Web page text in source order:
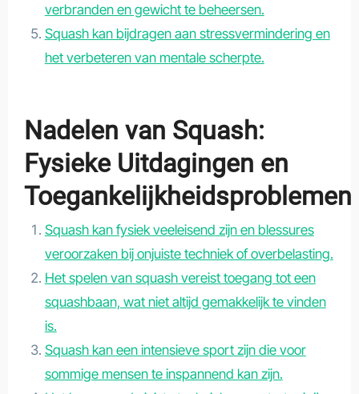
verbranden en gewicht te beheersen.
Squash kan bijdragen aan stressvermindering en
het verbeteren van mentale scherpte.
Nadelen van Squash:
Fysieke Uitdagingen en
Toegankelijkheidsproblemen
Squash kan fysiek veeleisend zijn en blessures
veroorzaken bij onjuiste techniek of overbelasting.
Het spelen van squash vereist toegang tot een
squashbaan, wat niet altijd gemakkelijk te vinden
is.
Squash kan een intensieve sport zijn die voor
sommige mensen te inspannend kan zijn.